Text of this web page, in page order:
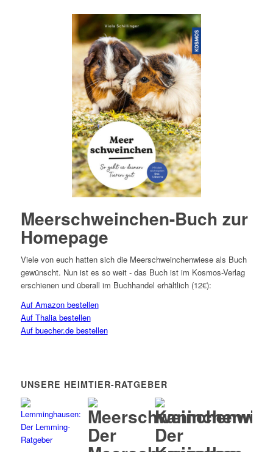
Meerschweinchen-Buch zur
Homepage
Viele von euch hatten sich die Meerschweinchenwiese als Buch
gewünscht. Nun ist es so weit - das Buch ist im Kosmos-Verlag
erschienen und überall im Buchhandel erhältlich (12€):
Auf Amazon bestellen
Auf Thalia bestellen
Auf buecher.de bestellen
UNSERE HEIMTIER-RATGEBER